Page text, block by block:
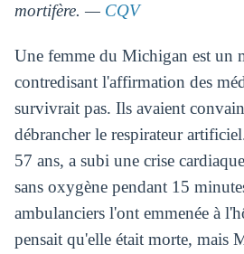
mortifère. — CQV
Une femme du Michigan est un
contredisant l'affirmation des
survivrait pas. Ils avaient
débrancher le respirateur
57 ans, a subi une crise
sans oxygène pendant 15
ambulanciers l'ont emmenée à
pensait qu'elle était morte, mais